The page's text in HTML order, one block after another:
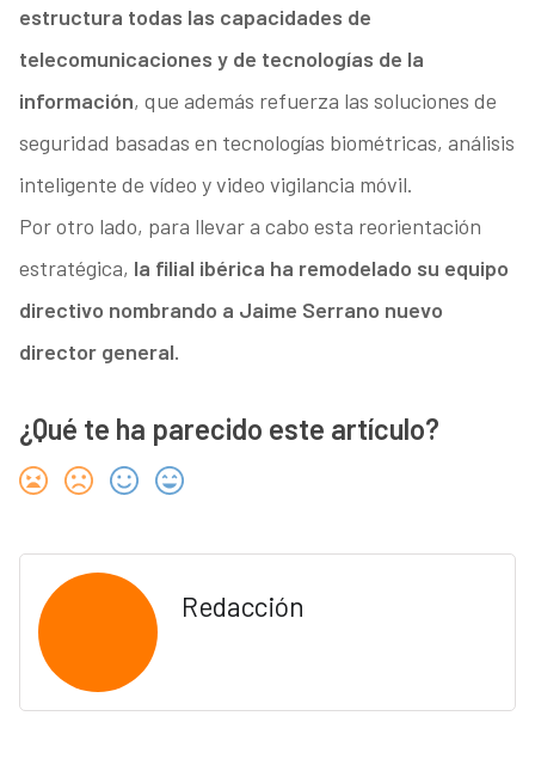
estructura todas las capacidades de
telecomunicaciones y de tecnologías de la
información, que además refuerza las soluciones de
seguridad basadas en tecnologías biométricas, análisis
inteligente de vídeo y video vigilancia móvil.
Por otro lado, para llevar a cabo esta reorientación
estratégica, la filial ibérica ha remodelado su equipo
directivo nombrando a Jaime Serrano nuevo
director general.
¿Qué te ha parecido este artículo?
Redacción